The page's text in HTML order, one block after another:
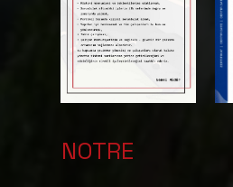
NOTRE